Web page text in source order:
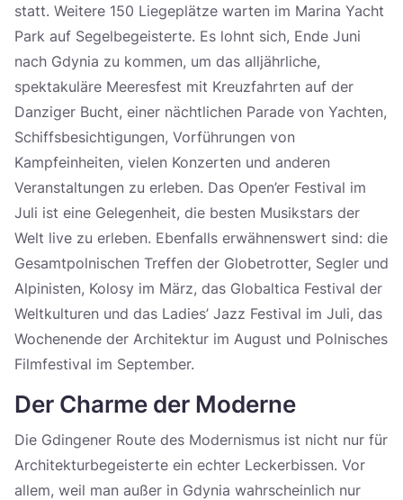
statt. Weitere 150 Liegeplätze warten im Marina Yacht
Park auf Segelbegeisterte. Es lohnt sich, Ende Juni
nach Gdynia zu kommen, um das alljährliche,
spektakuläre Meeresfest mit Kreuzfahrten auf der
Danziger Bucht, einer nächtlichen Parade von Yachten,
Schiffsbesichtigungen, Vorführungen von
Kampfeinheiten, vielen Konzerten und anderen
Veranstaltungen zu erleben. Das Open’er Festival im
Juli ist eine Gelegenheit, die besten Musikstars der
Welt live zu erleben. Ebenfalls erwähnenswert sind: die
Gesamtpolnischen Treffen der Globetrotter, Segler und
Alpinisten, Kolosy im März, das Globaltica Festival der
Weltkulturen und das Ladies’ Jazz Festival im Juli, das
Wochenende der Architektur im August und Polnisches
Filmfestival im September.
Der Charme der Moderne
Die Gdingener Route des Modernismus ist nicht nur für
Architekturbegeisterte ein echter Leckerbissen. Vor
allem, weil man außer in Gdynia wahrscheinlich nur